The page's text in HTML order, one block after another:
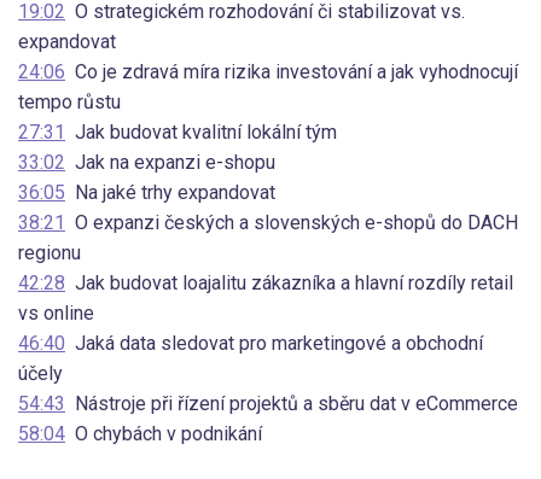
19:02 O strategickém rozhodování či stabilizovat vs.
expandovat
24:06 Co je zdravá míra rizika investování a jak vyhodnocují
tempo růstu
27:31 Jak budovat kvalitní lokální tým
33:02 Jak na expanzi e-shopu
36:05 Na jaké trhy expandovat
38:21 O expanzi českých a slovenských e-shopů do DACH
regionu
42:28 Jak budovat loajalitu zákazníka a hlavní rozdíly retail
vs online
46:40 Jaká data sledovat pro marketingové a obchodní
účely
54:43 Nástroje při řízení projektů a sběru dat v eCommerce
58:04 O chybách v podnikání